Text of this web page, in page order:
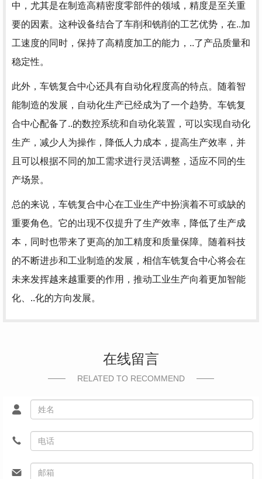
中，尤其是在制造高精密度零部件的领域，精度是至关重
要的因素。这种设备结合了车削和铣削的工艺优势，在..加
工速度的同时，保持了高精度加工的能力，..了产品质量和
稳定性。
此外，车铣复合中心还具有自动化程度高的特点。随着智
能制造的发展，自动化生产已经成为了一个趋势。车铣复
合中心配备了..的数控系统和自动化装置，可以实现自动化
生产，减少人为操作，降低人力成本，提高生产效率，并
且可以根据不同的加工需求进行灵活调整，适应不同的生
产场景。
总的来说，车铣复合中心在工业生产中扮演着不可或缺的
重要角色。它的出现不仅提升了生产效率，降低了生产成
本，同时也带来了更高的加工精度和质量保障。随着科技
的不断进步和工业制造的发展，相信车铣复合中心将会在
未来发挥越来越重要的作用，推动工业生产向着更加智能
化、..化的方向发展。
在线留言
RELATED TO RECOMMEND